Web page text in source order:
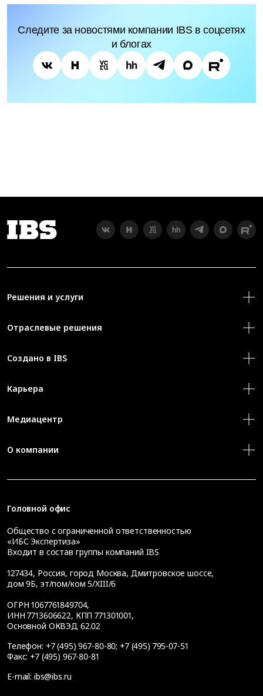
Следите за новостями компании IBS в соцсетях
и блогах
Решения и услуги
Отраслевые решения
Создано в IBS
Карьера
Медиацентр
О компании
Головной офис
Общество с ограниченной ответственностью
«ИБС Экспертиза»
Входит в состав группы компаний IBS
127434, Россия, город Москва, Дмитровское шоссе,
дом 9Б, эт/пом/ком 5/XIII/6
ОГРН 1067761849704,
ИНН 7713606622, КПП 771301001,
Основной ОКВЭД 62.02
Телефон: +7 (495) 967-80-80; +7 (495) 795-07-51
Факс: +7 (495) 967-80-81
E-mail: ibs@ibs.ru